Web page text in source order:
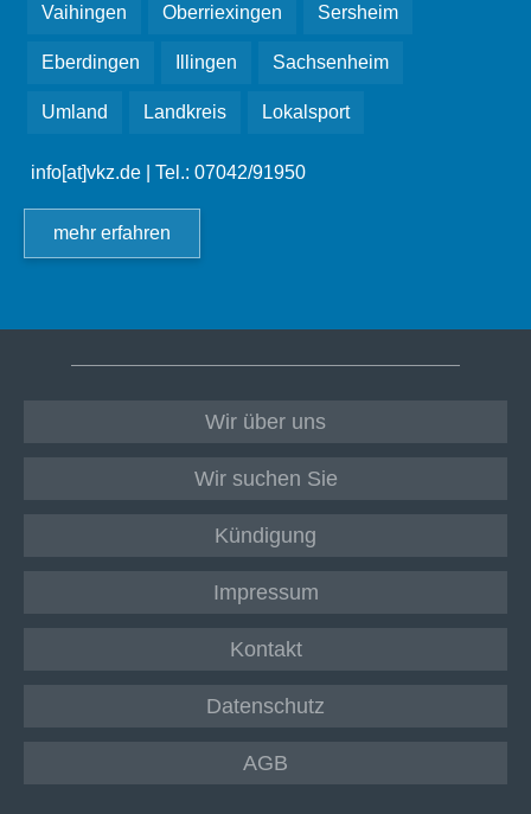
Vaihingen Oberriexingen Sersheim
Eberdingen Illingen Sachsenheim
Umland Landkreis Lokalsport
info[at]vkz.de | Tel.: 07042/91950
mehr erfahren
Wir über uns
Wir suchen Sie
Kündigung
Impressum
Kontakt
Datenschutz
AGB